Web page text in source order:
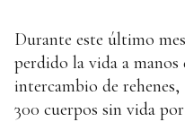
Durante este último
perdido la vida a
intercambio de
300 cuerpos sin vida